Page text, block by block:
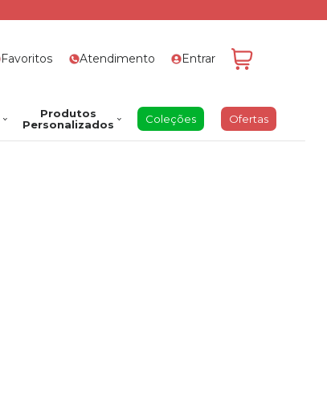
Favoritos Atendimento Entrar
Produtos
Personalizados
Coleções Ofertas